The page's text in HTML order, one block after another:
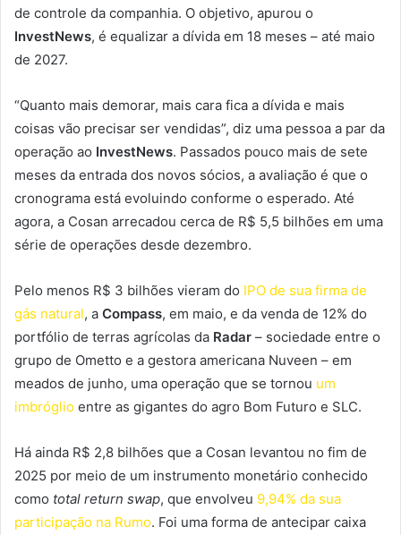
de controle da companhia. O objetivo, apurou o
InvestNews, é equalizar a dívida em 18 meses – até maio
de 2027.
“Quanto mais demorar, mais cara fica a dívida e mais
coisas vão precisar ser vendidas”, diz uma pessoa a par da
operação ao InvestNews. Passados pouco mais de sete
meses da entrada dos novos sócios, a avaliação é que o
cronograma está evoluindo conforme o esperado. Até
agora, a Cosan arrecadou cerca de R$ 5,5 bilhões em uma
série de operações desde dezembro.
Pelo menos R$ 3 bilhões vieram do IPO de sua firma de
gás natural, a Compass, em maio, e da venda de 12% do
portfólio de terras agrícolas da Radar – sociedade entre o
grupo de Ometto e a gestora americana Nuveen – em
meados de junho, uma operação que se tornou um
imbróglio entre as gigantes do agro Bom Futuro e SLC.
Há ainda R$ 2,8 bilhões que a Cosan levantou no fim de
2025 por meio de um instrumento monetário conhecido
como total return swap, que envolveu 9,94% da sua
participação na Rumo. Foi uma forma de antecipar caixa